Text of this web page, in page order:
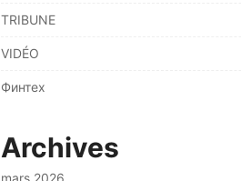
TRIBUNE
VIDÉO
Финтех
Archives
mars 2026